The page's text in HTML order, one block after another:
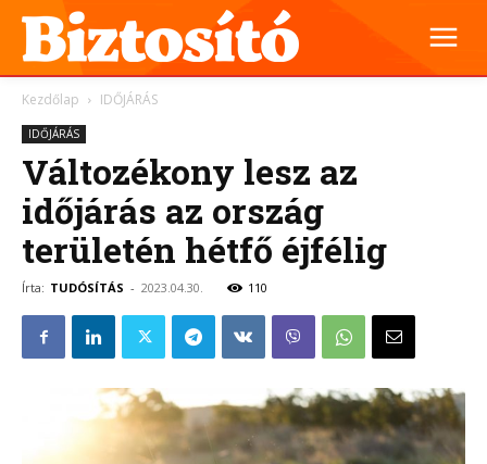
Kezdőlap IDŐJÁRÁS
IDŐJÁRÁS
Változékony lesz az
időjárás az ország
területén hétfő éjfélig
Írta: TUDÓSÍTÁS - 2023.04.30. 110